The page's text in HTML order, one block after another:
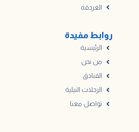
روابط مفيدة
الرئيسية
من نحن
الفنادق
الرحلات النيلية
تواصل معنا
الغردقة